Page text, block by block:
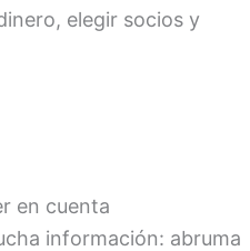
elegir socios y
en cuenta
información: abruma